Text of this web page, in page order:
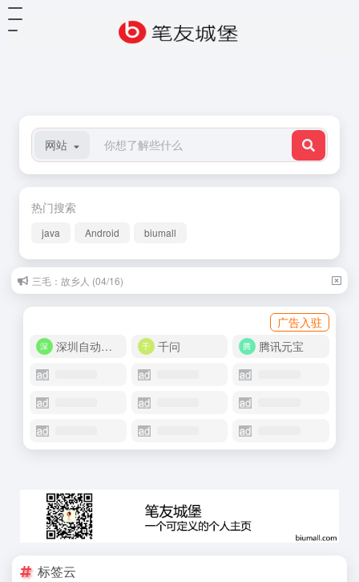
网站
热门搜索
java Android biumall
三毛：故乡人 (04/16)
广告入驻
深圳自动化商城
千问 腾讯元宝
标签云